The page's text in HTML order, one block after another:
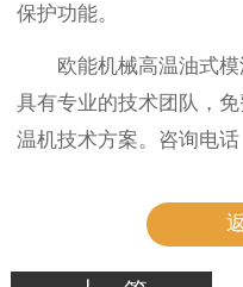
保护功能。
欧能机械高温油式
具有专业的技术团队，
温机技术方案。咨询电